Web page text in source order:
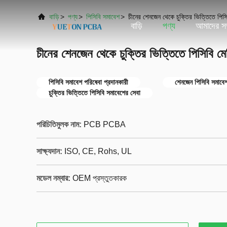
বাড়ি পণ্য আমাদের
বাড়ি> পণ্য> পিসিবি সমাবেশ> চীনের শেনজেন থেকে চুক্তির ভিত্তিতে
চীনের শেনজেন থেকে চুক্তির ভিত্তিতে পিসিবি
পিসিবি সমাবেশ পরিষেবা প্রদানকারী
শেনজেন পিসিবি
চুক্তির ভিত্তিতে পিসিবি সমাবেশের সেবা
পরিচিতিমুলক নাম: PCB PCBA
সাক্ষ্যদান: ISO, CE, Rohs, UL
মডেল নম্বার: OEM প্রস্তুতকারক